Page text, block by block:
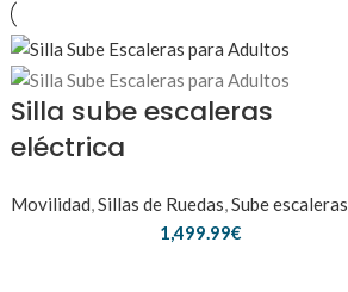
Silla sube escaleras
eléctrica
Movilidad,Sillas de Ruedas,Sube escaleras
1,499.99€